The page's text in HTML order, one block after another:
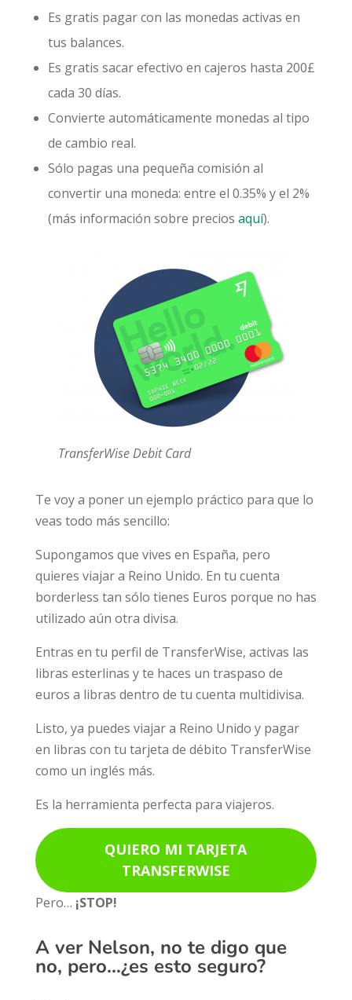
Es gratis pagar con las monedas activas en
tus balances.
Es gratis sacar efectivo en cajeros hasta 200£
cada 30 días.
Convierte automáticamente monedas al tipo
de cambio real.
Sólo pagas una pequeña comisión al
convertir una moneda: entre el 0.35% y el 2%
(más información sobre precios aquí).
TransferWise Debit Card
Te voy a poner un ejemplo práctico para que lo
veas todo más sencillo:
Supongamos que vives en España, pero
quieres viajar a Reino Unido. En tu cuenta
borderless tan sólo tienes Euros porque no has
utilizado aún otra divisa.
Entras en tu perfil de TransferWise, activas las
libras esterlinas y te haces un traspaso de
euros a libras dentro de tu cuenta multidivisa.
Listo, ya puedes viajar a Reino Unido y pagar
en libras con tu tarjeta de débito TransferWise
como un inglés más.
Es la herramienta perfecta para viajeros.
QUIERO MI TARJETA
TRANSFERWISE
Pero… ¡STOP!
A ver Nelson, no te digo que
no, pero…¿es esto seguro?